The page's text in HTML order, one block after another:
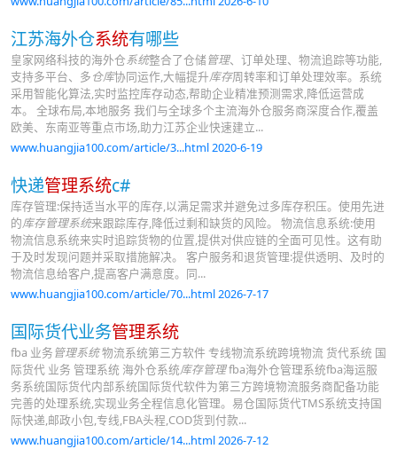
江苏海外仓系统有哪些
皇家网络科技的海外仓系统整合了仓储管理、订单处理、物流追踪等功能,
支持多平台、多仓库协同运作,大幅提升库存周转率和订单处理效率。系统
采用智能化算法,实时监控库存动态,帮助企业精准预测需求,降低运营成
本。 全球布局,本地服务 我们与全球多个主流海外仓服务商深度合作,覆盖
欧美、东南亚等重点市场,助力江苏企业快速建立...
www.huangjia100.com/article/3...html 2020-6-19
快递管理系统c#
库存管理:保持适当水平的库存,以满足需求并避免过多库存积压。使用先进
的库存管理系统来跟踪库存,降低过剩和缺货的风险。 物流信息系统:使用
物流信息系统来实时追踪货物的位置,提供对供应链的全面可见性。这有助
于及时发现问题并采取措施解决。 客户服务和退货管理:提供透明、及时的
物流信息给客户,提高客户满意度。同...
www.huangjia100.com/article/70...html 2026-7-17
国际货代业务管理系统
fba 业务管理系统物流系统第三方软件 专线物流系统跨境物流 货代系统 国
际货代 业务 管理系统 海外仓系统库存管理fba海外仓管理系统fba海运服
务系统国际货代内部系统国际货代软件为第三方跨境物流服务商配备功能
完善的处理系统,实现业务全程信息化管理。易仓国际货代TMS系统支持国
际快递,邮政小包,专线,FBA头程,COD货到付款...
www.huangjia100.com/article/14...html 2026-7-12